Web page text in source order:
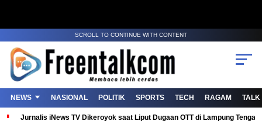
SCROLL TO CONTINUE WITH CONTENT
NEWS NASIONAL POLITIK SPORTS TECH RAGAM TALK
Jurnalis iNews TV Dikeroyok saat Liput Dugaan OTT di Lampung